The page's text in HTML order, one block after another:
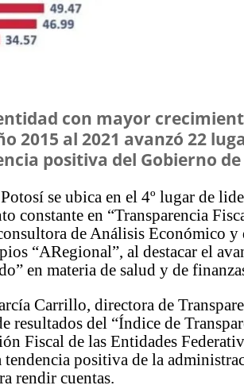
con mayor
2015 al 2021 avanzó 22
positiva del Gobierno
se ubica en el 4º lugar de
constante en “Transparencia
de Análisis Económico
“ARegional”, al destacar el
en materia de salud y de
Carrillo, directora de
resultados del “Índice de
Fiscal de las Entidades
tendencia positiva de la
rendir cuentas.